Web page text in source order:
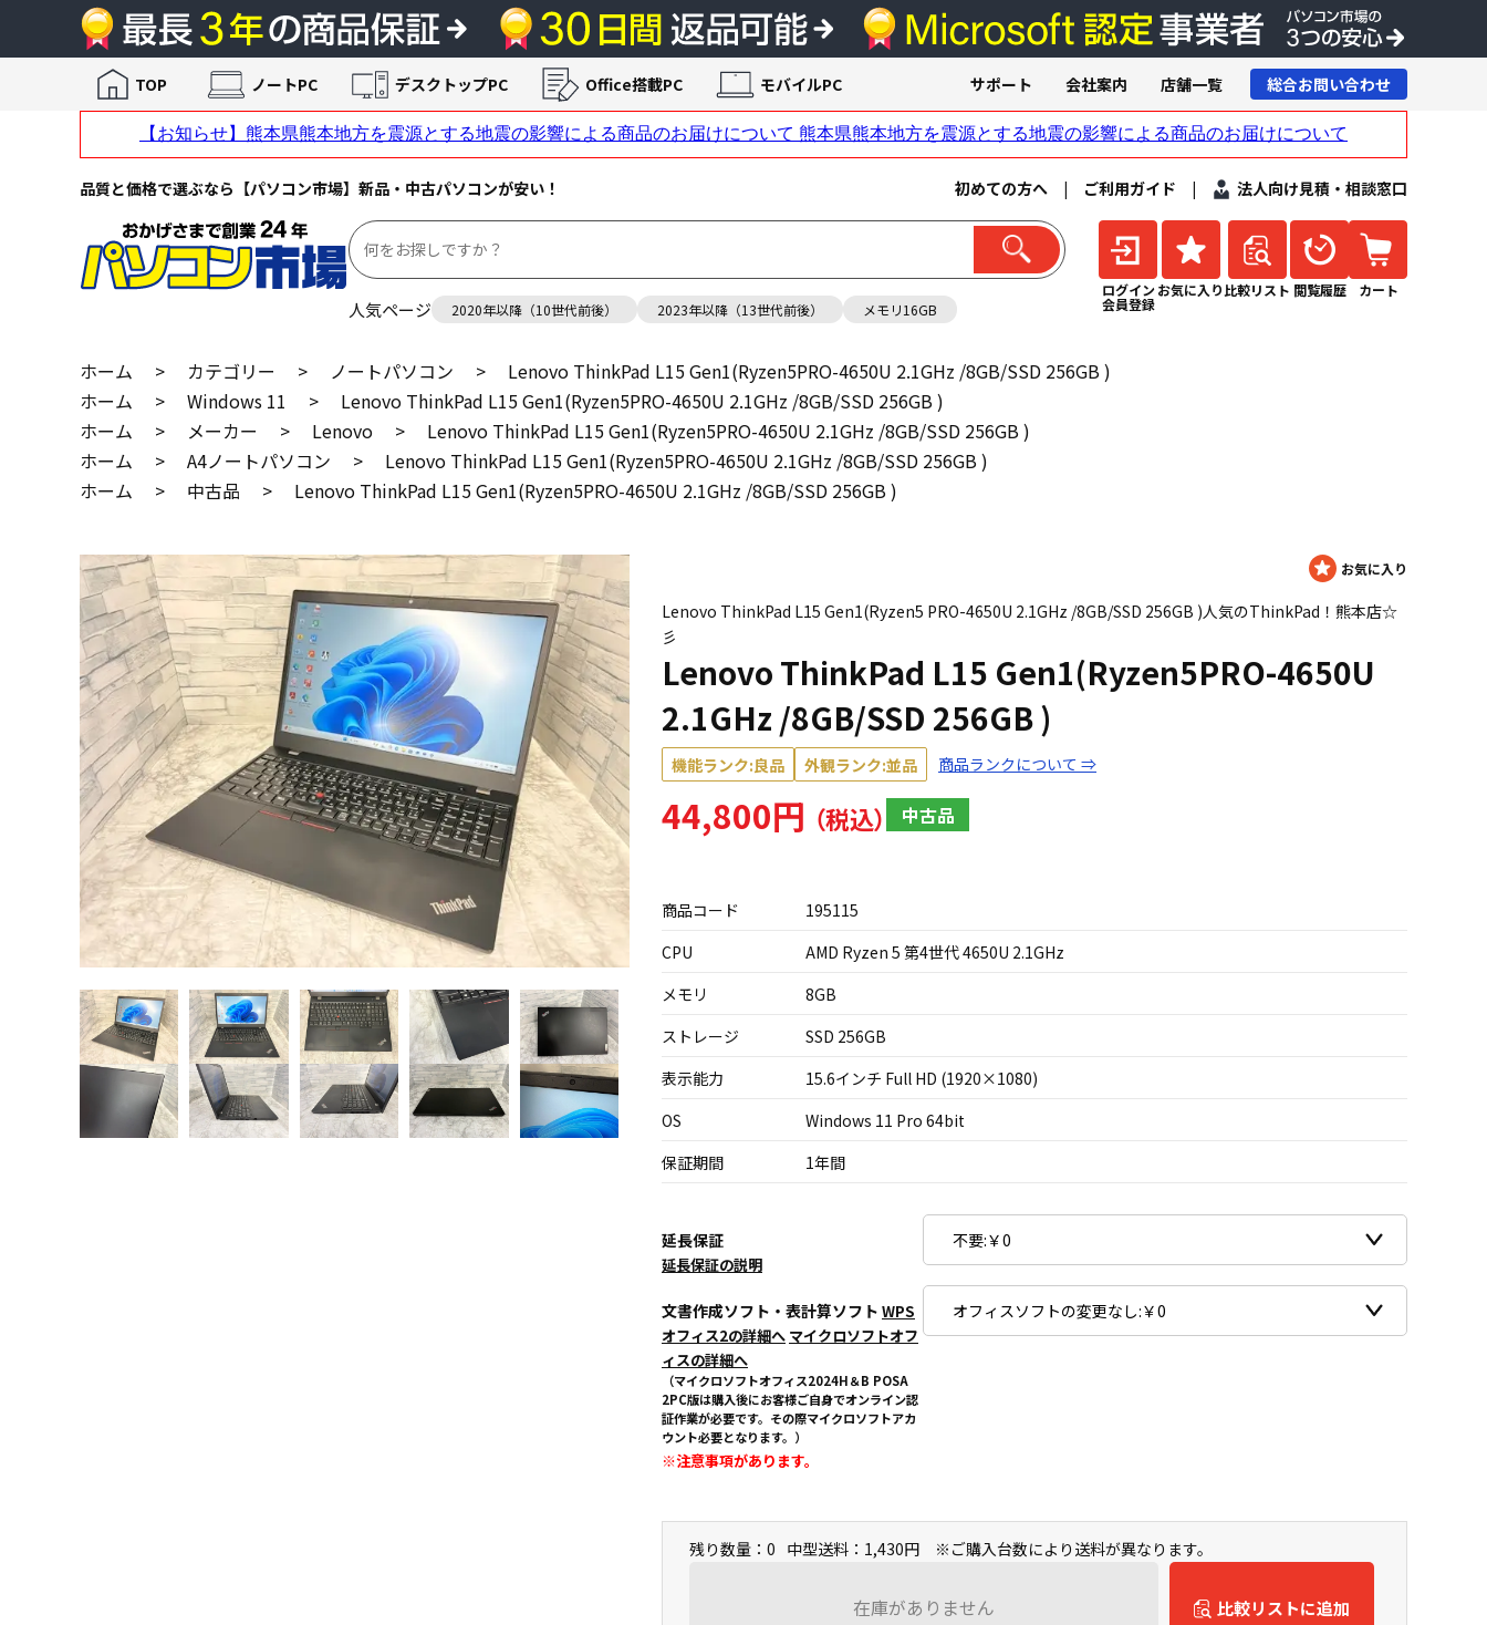
品質と価格で選ぶなら【パソコン市場】新品・中古パソコンが安い！ 初めての方へ | ご利用ガイド | 法人向け見積・相談窓口
人気ページ 2020年以降（10世代前後） 2023年以降（13世代前後） メモリ16GB
ログイン
会員登録
お気に入り 比較リスト 閲覧履歴 カート
TOP ノートPC デスクトップPC Office搭載PC モバイルPC サポート 会社案内 店舗一覧 総合お問い合わせ
ホーム > カテゴリー > ノートパソコン >
Lenovo ThinkPad L15 Gen1(Ryzen5PRO-4650U 2.1GHz /8GB/SSD 256GB )
ホーム
> Windows 11 >
Lenovo ThinkPad L15 Gen1(Ryzen5PRO-4650U 2.1GHz /8GB/SSD 256GB )
ホーム
> メーカー > Lenovo >
Lenovo ThinkPad L15 Gen1(Ryzen5PRO-4650U 2.1GHz /8GB/SSD 256GB )
ホーム
> A4ノートパソコン >
Lenovo ThinkPad L15 Gen1(Ryzen5PRO-4650U 2.1GHz /8GB/SSD 256GB )
ホーム
> 中古品 > Lenovo ThinkPad L15 Gen1(Ryzen5PRO-4650U 2.1GHz /8GB/SSD 256GB )
Lenovo ThinkPad L15 Gen1(Ryzen5 PRO-4650U 2.1GHz /8GB/SSD 256GB )人気のThinkPad！熊本店☆
彡
Lenovo ThinkPad L15 Gen1(Ryzen5PRO-4650U
2.1GHz /8GB/SSD 256GB )
機能ランク:良品 外観ランク:並品 商品ランクについて ⇒
44,800円 中古品
商品コード
195115
CPU
AMD Ryzen 5 第4世代 4650U 2.1GHz
メモリ
8GB
ストレージ
SSD 256GB
表示能力
15.6インチ Full HD (1920×1080)
OS
Windows 11 Pro 64bit
保証期間
1年間
延長保証
延長保証の説明
文書作成ソフト・表計算ソフト WPS
オフィス2の詳細へ マイクロソフトオフ
ィスの詳細へ
（マイクロソフトオフィス2024H＆B POSA
2PC版は購入後にお客様ご自身でオンライン認
証作業が必要です。その際マイクロソフトアカ
ウント必要となります。）
※注意事項があります。
残り数量：0 中型送料：1,430円 ※ご購入台数により送料が異なります。
在庫がありません 比較リストに追加